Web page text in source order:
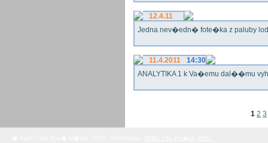
12.4.11
Jedna nev�edn� fote�ka z paluby
11.4.2011
14:30
ANALYTIKA 1 k Va�emu dal��mu
1 2 3